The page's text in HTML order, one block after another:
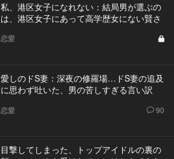
私、港区女子になれない：結局男が選ぶの
は、港区女子にあって高学歴女にない賢さ
恋愛
愛しのドS妻：深夜の修羅場…ドS妻の追及
に思わず吐いた、男の苦しすぎる言い訳
恋愛 90
目撃してしまった、トップアイドルの裏の